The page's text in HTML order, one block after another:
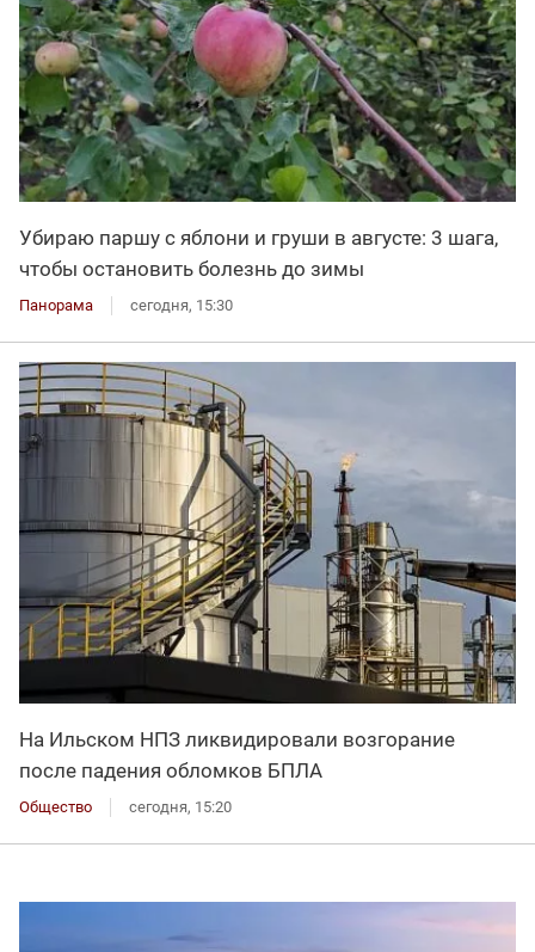
Убираю паршу с яблони и груши в августе: 3 шага,
чтобы остановить болезнь до зимы
Панорама сегодня, 15:30
На Ильском НПЗ ликвидировали возгорание
после падения обломков БПЛА
Общество сегодня, 15:20